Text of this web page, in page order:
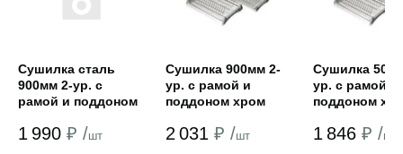
Сушилка сталь
900мм 2-ур. с
рамой и поддоном
1 990 ₽ /шт
Сушилка 900мм 2-
ур. с рамой и
поддоном хром
2 031 ₽ /шт
Сушилка
ур. с рамой и
поддоном
1 846 ₽ /шт